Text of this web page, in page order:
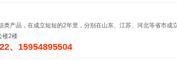
类产品，在成立短短的2年里，分别在山东、江苏、河北等省市成立
楼2楼
、15954895504